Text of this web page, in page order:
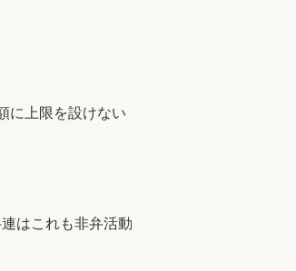
に上限を設けない
はこれも非弁活動